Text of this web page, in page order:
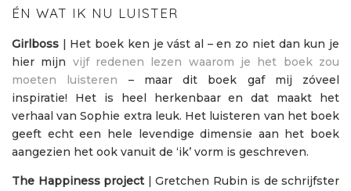
ÉN WAT IK NU LUISTER
Girlboss | Het boek ken je vást al – en zo niet dan kun je
hier mijn vijf redenen lezen waarom je het boek zou
moeten luisteren – maar dit boek gaf mij zóveel
inspiratie! Het is heel herkenbaar en dat maakt het
verhaal van Sophie extra leuk. Het luisteren van het boek
geeft echt een hele levendige dimensie aan het boek
aangezien het ook vanuit de ‘ik’ vorm is geschreven.
The Happiness project | Gretchen Rubin is de schrijfster